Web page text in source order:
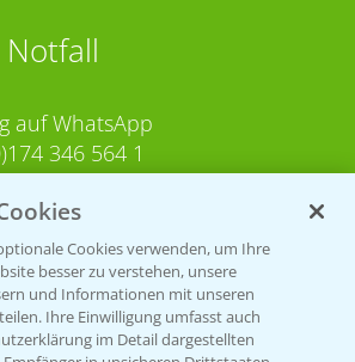
auf WhatsApp
346 564 1
30-20220
Cookies verwenden, um Ihre
besser zu verstehen, unsere
und Informationen mit unseren
Ihre Einwilligung umfasst auch
im Detail dargestellten